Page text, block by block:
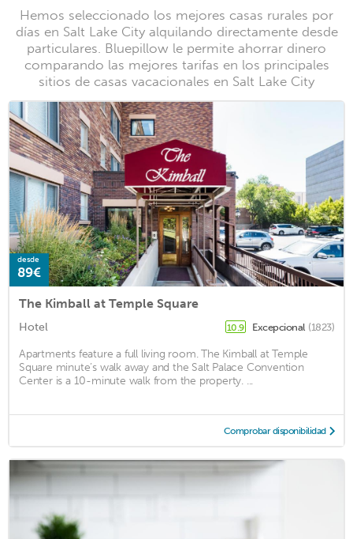
Hemos seleccionado los mejores casas rurales por
días en Salt Lake City alquilando directamente desde
particulares. Bluepillow le permite ahorrar dinero
comparando las mejores tarifas en los principales
sitios de casas vacacionales en Salt Lake City
desde
89€
The Kimball at Temple Square
Hotel 10.9 Excepcional (1823)
Apartments feature a full living room. The Kimball at Temple
Square minute’s walk away and the Salt Palace Convention
Center is a 10-minute walk from the property. ...
Comprobar disponibilidad